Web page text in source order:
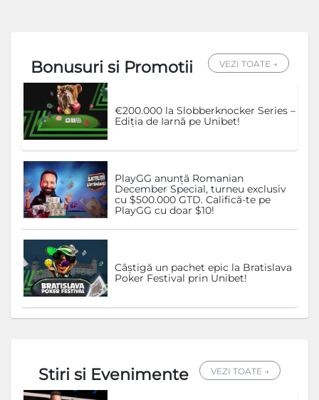
Bonusuri si Promotii VEZI TOATE →
€200.000 la Slobberknocker Series –
Ediția de Iarnă pe Unibet!
PlayGG anunță Romanian
December Special, turneu exclusiv
cu $500.000 GTD. Califică-te pe
PlayGG cu doar $10!
Câștigă un pachet epic la Bratislava
Poker Festival prin Unibet!
Stiri si Evenimente VEZI TOATE →